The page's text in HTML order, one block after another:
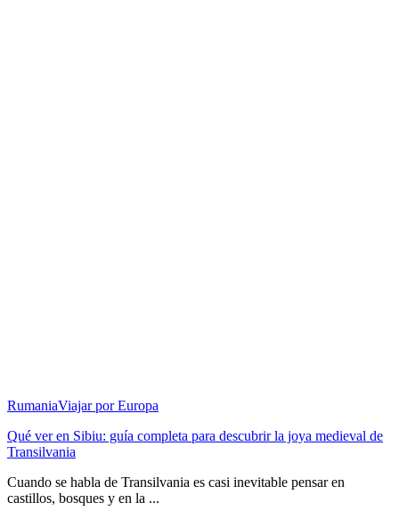
RumaniaViajar por Europa
Qué ver en Sibiu: guía completa para descubrir la joya medieval de
Transilvania
Cuando se habla de Transilvania es casi inevitable pensar en
castillos, bosques y en la ...